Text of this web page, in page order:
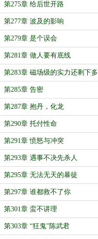
第275章 给后世开路
第277章 波及的影响
第279章 是个误会
第281章 做人要有底线
第283章 磁场级的实力还剩下多
少？
第285章 告密
第287章 抱丹，化龙
第290章 托付性命
第291章 愤怒与冲突
第293章 遇事不决先杀人
第295章 无法无天的暴徒
第297章 谁都救不了你
第301章 蛮不讲理
第303章 “狂鬼”陈武君